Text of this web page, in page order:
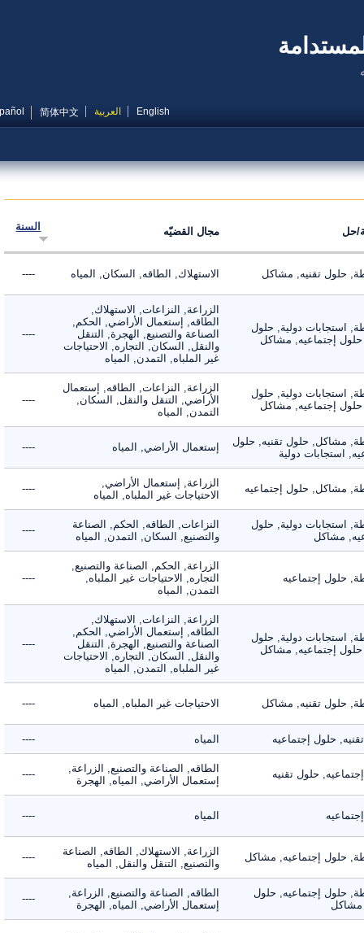
English العربية 简体中文
Español
مجال القضيّه السنة
حلول تقنيه, مشاكل الاستهلاك, الطاقه, السكان, المياه ----
استجابات دولية, حلول
إجتماعيه, مشاكل
الزراعة, النزاعات, الاستهلاك,
الطاقه, إستعمال الأراضي, الحكم,
الصناعة والتصنيع, الهجرة, التنقل
والنقل, السكان, التجاره, الاحتياجات
غير الملباه, التمدن, المياه
----
استجابات دولية, حلول
إجتماعيه, مشاكل
الزراعة, النزاعات, الطاقه, إستعمال
الأراضي, التنقل والنقل, السكان,
التمدن, المياه
----
مشاكل, حلول تقنيه, حلول
استجابات دولية
إستعمال الأراضي, المياه ----
مشاكل, حلول إجتماعيه
الزراعة, إستعمال الأراضي,
الاحتياجات غير الملباه, المياه
----
استجابات دولية, حلول
مشاكل
النزاعات, الطاقه, الحكم, الصناعة
والتصنيع, السكان, التمدن, المياه
----
حلول إجتماعيه
الزراعة, الحكم, الصناعة والتصنيع,
التجاره, الاحتياجات غير الملباه,
التمدن, المياه
----
استجابات دولية, حلول
إجتماعيه, مشاكل
الزراعة, النزاعات, الاستهلاك,
الطاقه, إستعمال الأراضي, الحكم,
الصناعة والتصنيع, الهجرة, التنقل
والنقل, السكان, التجاره, الاحتياجات
غير الملباه, التمدن, المياه
----
حلول تقنيه, مشاكل الاحتياجات غير الملباه, المياه ----
حلول إجتماعيه المياه ----
حلول تقنيه
الطاقه, الصناعة والتصنيع, الزراعة,
إستعمال الأراضي, المياه, الهجرة
----
المياه ----
حلول إجتماعيه, مشاكل
الزراعة, الاستهلاك, الطاقه, الصناعة
والتصنيع, التنقل والنقل, المياه
----
حلول إجتماعيه, حلول
الطاقه, الصناعة والتصنيع, الزراعة,
إستعمال الأراضي, المياه, الهجرة
----